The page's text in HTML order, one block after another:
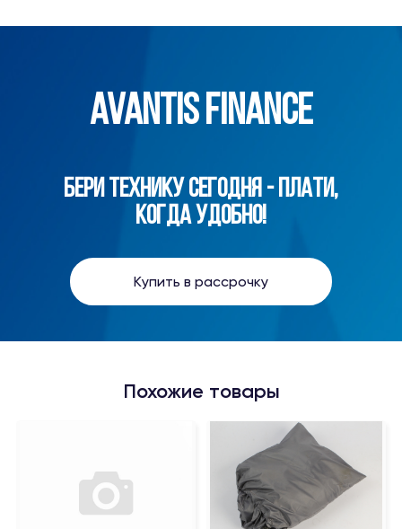
AVANTIS FINANCE
БЕРИ ТЕХНИКУ СЕГОДНЯ - ПЛАТИ,
КОГДА УДОБНО!
Купить в рассрочку
Похожие товары